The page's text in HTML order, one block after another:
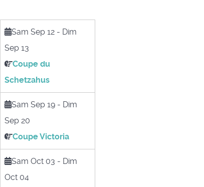
Sam Sep 12 - Dim
Sep 13
Coupe du
Schetzahus
Sam Sep 19 - Dim
Sep 20
Coupe Victoria
Sam Oct 03 - Dim
Oct 04